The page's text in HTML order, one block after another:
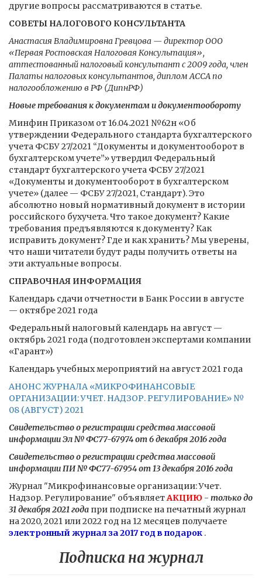
другие вопросы рассматриваются в статье.
СОВЕТЫ НАЛОГОВОГО КОНСУЛЬТАНТА
Анастасия Владимировна Гревцова — директор ООО
«Первая Ростовская Налоговая Консультация»,
аттестованный налоговый консультант с 2009 года, член
Палаты налоговых консультантов, диплом АССА по
налогообложению в РФ (ДипнРФ)
Новые требования к документам и документообороту
Минфин Приказом от 16.04.2021 №62н «Об
утверждении Федерального стандарта бухгалтерского
учета ФСБУ 27/2021 “Документы и документооборот в
бухгалтерском учете”» утвердил Федеральный
стандарт бухгалтерского учета ФСБУ 27/2021
«Документы и документооборот в бухгалтерском
учете» (далее — ФСБУ 27/2021, Стандарт). Это
абсолютно новый нормативный документ в истории
российского бухучета. Что такое документ? Какие
требования предъявляются к документу? Как
исправить документ? Где и как хранить? Мы уверены,
что наши читатели будут рады получить ответы на
эти актуальные вопросы.
СПРАВОЧНАЯ ИНФОРМАЦИЯ
Календарь сдачи отчетности в Банк России в августе
— октябре 2021 года
Федеральный налоговый календарь на август —
октябрь 2021 года (подготовлен экспертами компании
«Гарант»)
Календарь учебных мероприятий на август 2021 года
АНОНС ЖУРНАЛА «МИКРОФИНАНСОВЫЕ
ОРГАНИЗАЦИИ: УЧЕТ. НАДЗОР. РЕГУЛИРОВАНИЕ» №
08 (АВГУСТ) 2021
Свидетельство о регистрации средства массовой
информации Эл № ФС77-67974 от 6 декабря 2016 года
Свидетельство о регистрации средства массовой
информации ПИ № ФС77-67954 от 13 декабря 2016 года
Журнал "Микрофинансовые организации: Учет.
Надзор. Регулирование" объявляетАКЦИЮ - только до
31 декабря 2021 года при подписке на печатный журнал
на 2020, 2021 или 2022 год на 12 месяцев получаете
электронный журнал за 2017 год в подарок .
Подписка на журнал